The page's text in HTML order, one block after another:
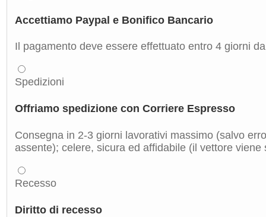
Accettiamo Paypal e Bonifico Bancario
Il pagamento deve essere effettuato entro 4 giorni
Spedizioni
Offriamo spedizione con Corriere Espresso
Consegna in 2-3 giorni lavorativi massimo (salvo
assente); celere, sicura ed affidabile (il vettore
Recesso
Diritto di recesso